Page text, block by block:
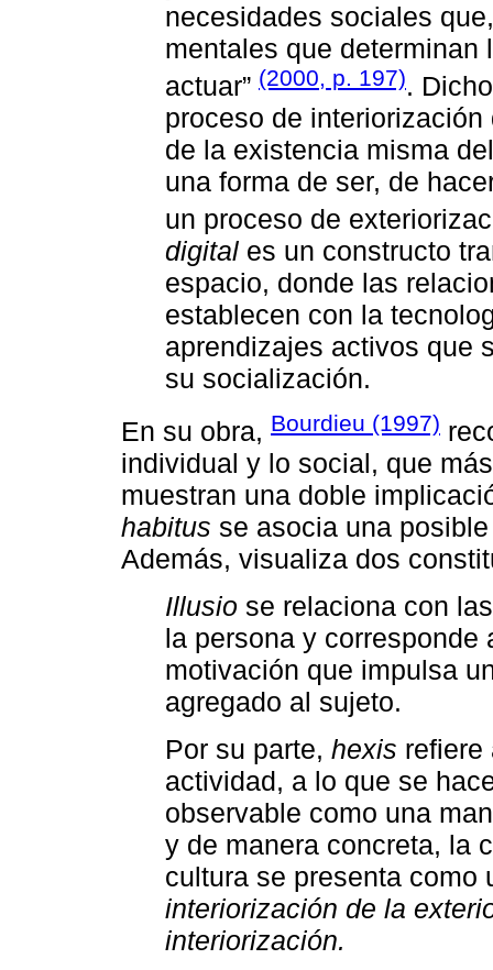
necesidades sociales
mentales que determinan
actuar” (2000, p. 197).
proceso de
de la existencia misma
una forma de ser, de
un proceso de
digital es un constructo
espacio, donde las
establecen con la
aprendizajes activos que
su socialización.
En su obra, Bourdieu (1997)
individual y lo social, que
muestran una doble
habitus se asocia una
Además, visualiza dos
Illusio se relaciona con
la persona y
motivación que impulsa
agregado al sujeto.
Por su parte, hexis refiere
actividad, a lo que se
observable como una
y de manera concreta, la
cultura se presenta como
interiorización de la
interiorización.